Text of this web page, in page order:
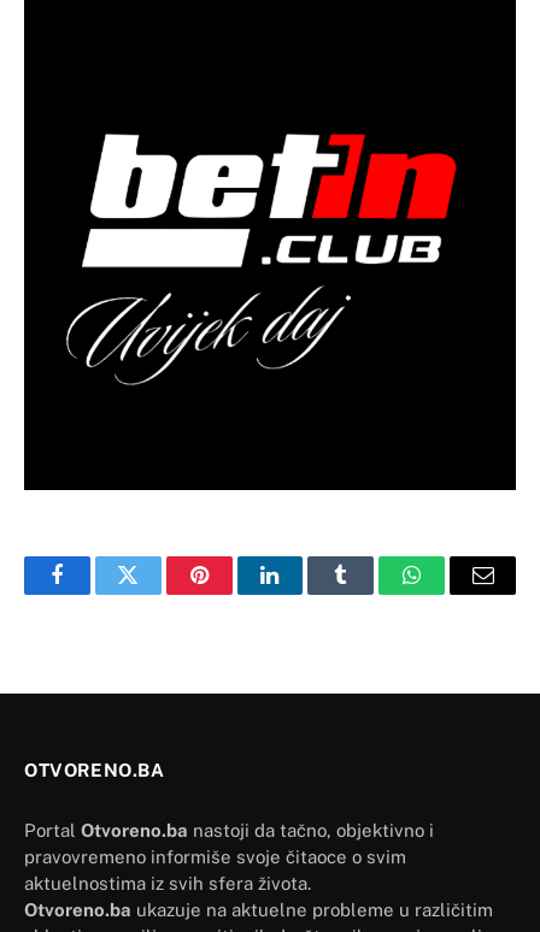
FacebookTwitter PinterestLinkedInTumblr WhatsAppEmail
OTVORENO.BA
Portal Otvoreno.ba nastoji da tačno, objektivno i
pravovremeno informiše svoje čitaoce o svim
aktuelnostima iz svih sfera života.
Otvoreno.ba ukazuje na aktuelne probleme u različitim